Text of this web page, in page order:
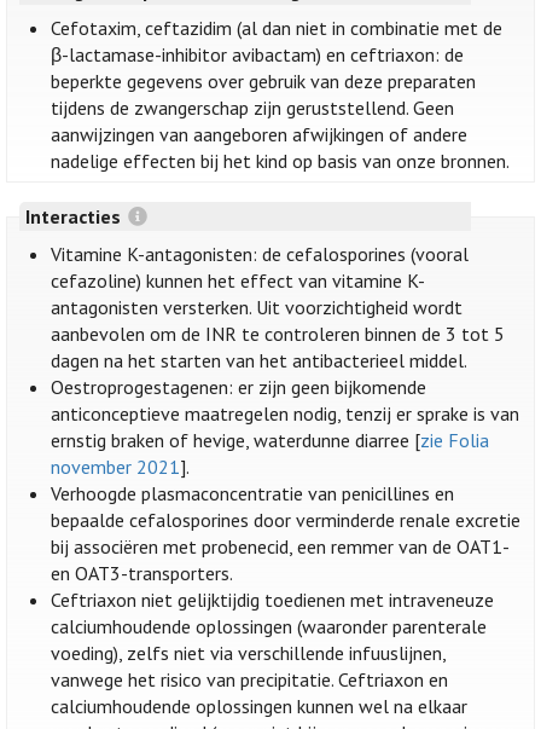
Cefotaxim, ceftazidim (al dan niet in combinatie met de
β-lactamase-inhibitor avibactam) en ceftriaxon: de
beperkte gegevens over gebruik van deze preparaten
tijdens de zwangerschap zijn geruststellend. Geen
aanwijzingen van aangeboren afwijkingen of andere
nadelige effecten bij het kind op basis van onze bronnen.
Interacties
Vitamine K-antagonisten: de cefalosporines (vooral
cefazoline) kunnen het effect van vitamine K-
antagonisten versterken. Uit voorzichtigheid wordt
aanbevolen om de INR te controleren binnen de 3 tot 5
dagen na het starten van het antibacterieel middel.
Oestroprogestagenen: er zijn geen bijkomende
anticonceptieve maatregelen nodig, tenzij er sprake is van
ernstig braken of hevige, waterdunne diarree [zie Folia
november 2021].
Verhoogde plasmaconcentratie van penicillines en
bepaalde cefalosporines door verminderde renale excretie
bij associëren met probenecid, een remmer van de OAT1-
en OAT3-transporters.
Ceftriaxon niet gelijktijdig toedienen met intraveneuze
calciumhoudende oplossingen (waaronder parenterale
voeding), zelfs niet via verschillende infuuslijnen,
vanwege het risico van precipitatie. Ceftriaxon en
calciumhoudende oplossingen kunnen wel na elkaar